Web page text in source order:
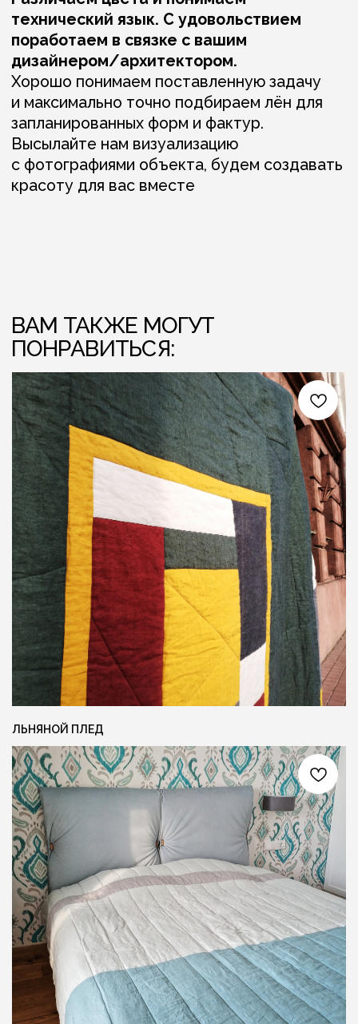
ЛЬНЯНОЙ ПЛЕД
ЛЁН ЛЮБІЦЬ ЦЯБЕ — ТО ЎЗАЕМНА ЛЁН
ГОТОВЫ ОБСУДИТЬ ЗАКАЗ?
Свяжитесь с нами любым удобным вам
способом, или заполните форму и мы
перезвоним вам для обсуждения деталей
Я даю согласие на обработку персональных
данных и соглашаюсь с
политикой
конфиденциальности
{ КОНТАКТЫ }
КОНТАКТЫ
VKONTAKTE
PINTEREST
TELEGRAM
INSTAGRAM
СОЦ. СЕТИ
INFO@FLAXECO.COM
+375 (29) 623 41 51
ОСТАВИТЬ ЗАЯВКУ +